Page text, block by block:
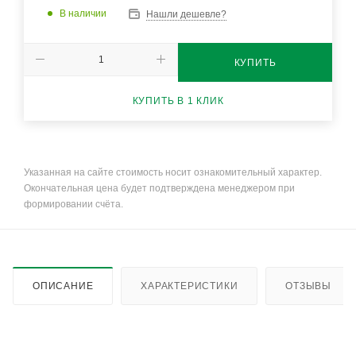
В наличии Нашли дешевле?
КУПИТЬ
КУПИТЬ В 1 КЛИК
Указанная на сайте стоимость носит ознакомительный характер.
Окончательная цена будет подтверждена менеджером при
формировании счёта.
ОПИСАНИЕ ХАРАКТЕРИСТИКИ ОТЗЫВЫ